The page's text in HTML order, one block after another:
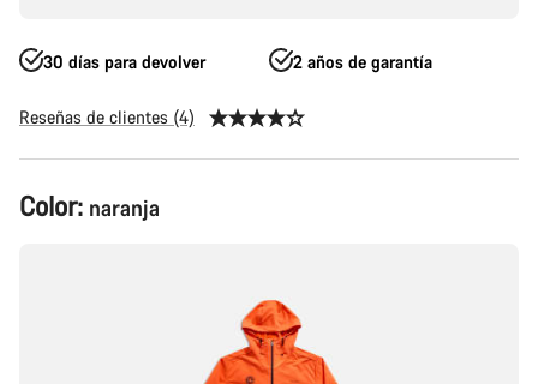
30 días para devolver 2 años de garantía
Reseñas de clientes (4)
Configuración
del
Color: naranja